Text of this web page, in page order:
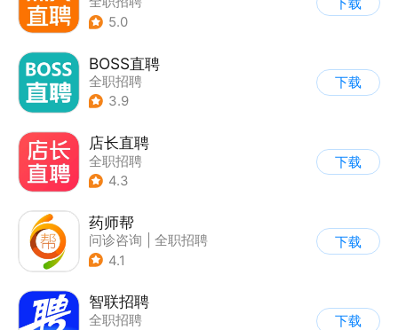
5.0
BOSS直聘
全职招聘
3.9
下载
店长直聘
全职招聘
4.3
下载
药师帮
问诊咨询
全职招聘
4.1
下载
智联招聘
全职招聘
下载